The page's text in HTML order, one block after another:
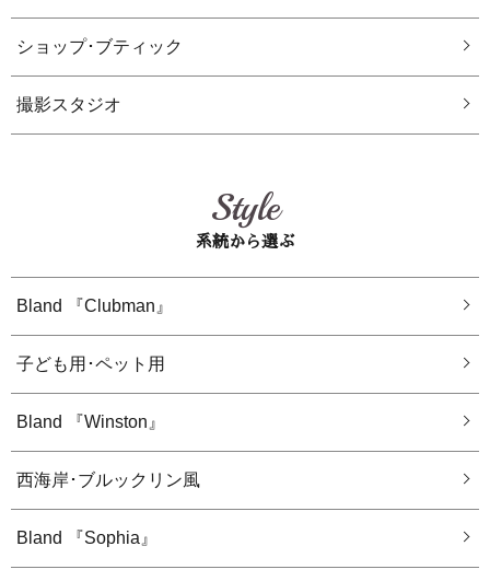
ショップ･ブティック
撮影スタジオ
Style
系統から選ぶ
Bland 『Clubman』
子ども用･ペット用
Bland 『Winston』
西海岸･ブルックリン風
Bland 『Sophia』